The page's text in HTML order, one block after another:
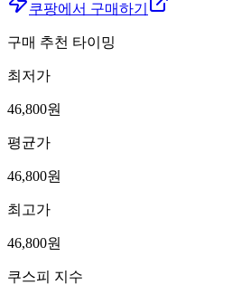
쿠팡에서 구매하기
구매 추천 타이밍
최저가
46,800원
평균가
46,800원
최고가
46,800원
쿠스피 지수